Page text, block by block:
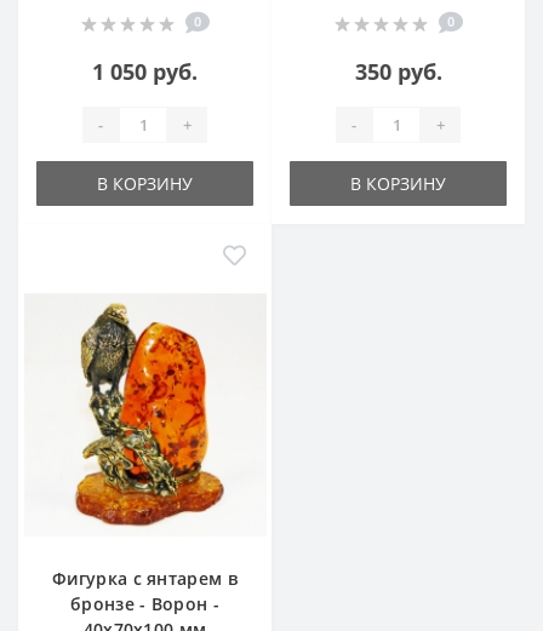
0
1 050 руб.
- +
В КОРЗИНУ
0
350 руб.
- +
В КОРЗИНУ
Фигурка с янтарем в
бронзе - Ворон -